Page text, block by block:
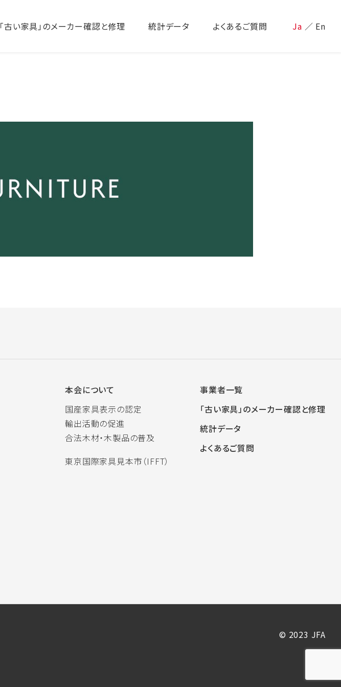
「古い家具」のメーカー確認と修理 統計データ よくあるご質問 Ja ／ En
本会について
国産家具表示の認定
輸出活動の促進
合法木材・木製品の普及
東京国際家具見本市（IFFT）
事業者一覧
「古い家具」のメーカー確認と修理
統計データ
よくあるご質問
© 2023 JFA